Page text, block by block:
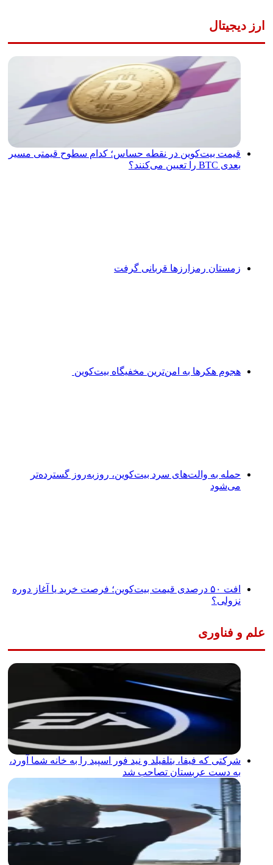
ارز دیجیتال
قیمت بیت‌کوین در نقطه حساس؛ کدام سطوح قیمتی مسیر
بعدی BTC را تعیین می‌کنند؟
زمستان رمزارزها قربانی گرفت
هجوم هکرها به امن‌ترین مخفیگاه بیت‌کوین
حمله به والت‌های سرد بیت‌کوین، روزبه‌روز گسترده‌تر
می‌شود
افت ۵۰ درصدی قیمت بیت‌کوین؛ فرصت خرید یا آغاز دوره
نزولی؟
علم و فناوری
شرکتی که فیفا، بتلفیلد و نید فور اسپید را به خانه شما آورد،
به دست عربستان تصاحب شد